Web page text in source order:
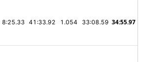
8:25.33 41:33.92 1.054 33:08.59 34:55.97